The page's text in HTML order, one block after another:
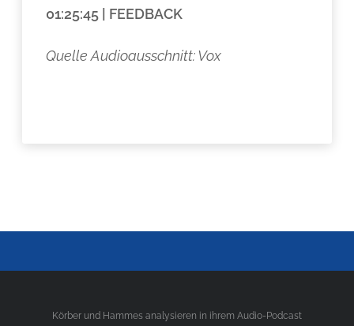
01:25:45 | FEEDBACK
Quelle Audioausschnitt: Vox
Körber und Hammes analysieren in ihrem Audio-Podcast